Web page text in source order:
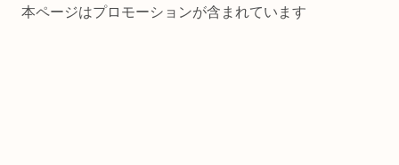
本ページはプロモーションが含まれています